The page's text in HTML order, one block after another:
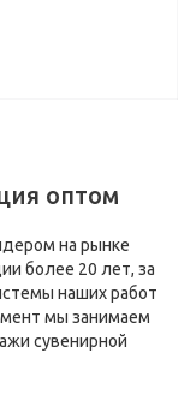
оптом
на рынке
более 20 лет, за
наших работ
мы занимаем
сувенирной